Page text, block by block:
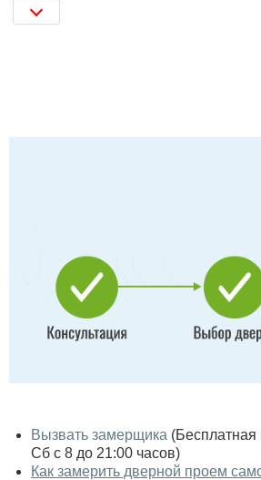
Вызвать замерщика (Бесплатная
Сб с 8 до 21:00 часов)
Как замерить дверной проем